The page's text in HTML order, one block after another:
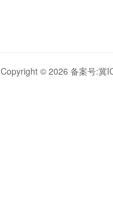
Copyright © 2026 备案号:冀